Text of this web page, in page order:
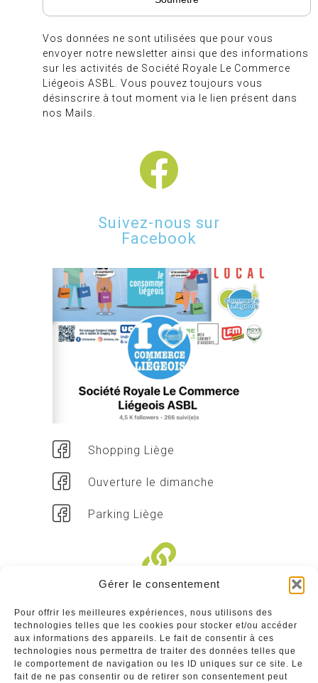
Gérer le consentement
Pour offrir les meilleures expériences, nous utilisons des
technologies telles que les cookies pour stocker et/ou accéder
aux informations des appareils. Le fait de consentir à ces
technologies nous permettra de traiter des données telles que
le comportement de navigation ou les ID uniques sur ce site. Le
fait de ne pas consentir ou de retirer son consentement peut
Vos données ne sont utilisées que pour vous
envoyer notre newsletter ainsi que des informations
sur les activités de Société Royale Le Commerce
Liégeois ASBL. Vous pouvez toujours vous
désinscrire à tout moment via le lien présent dans
nos Mails.
Suivez-nous sur
Facebook
Shopping Liège
Ouverture le dimanche
Parking Liège
Commerçants
Annuaire des commerçants : insérez gratuitement
votre activité dans notre annuaire sur notre site ci-